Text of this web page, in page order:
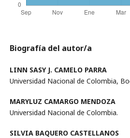
Biografía del autor/a
LINN SASY J. CAMELO PARRA
Universidad Nacional de Colombia,
MARYLUZ CAMARGO MENDOZA
Universidad Nacional de Colombia.
SILVIA BAQUERO CASTELLANOS